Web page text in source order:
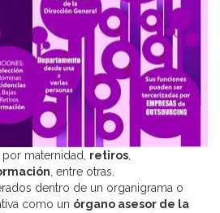
por maternidad, retiros
, entre otras.
dentro de un organigrama o
como un órgano asesor de la